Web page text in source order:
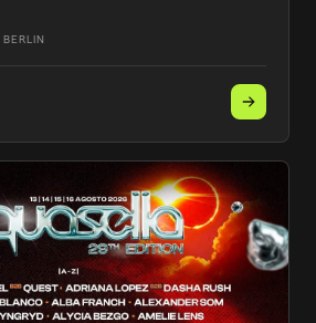
, BERLIN